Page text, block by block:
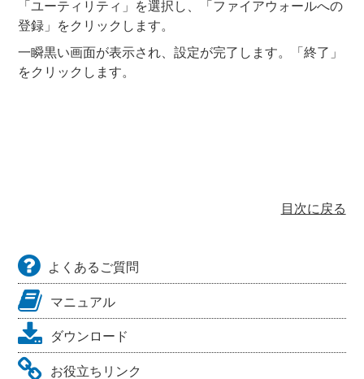
「ユーティリティ」を選択し、「ファイアウォールへの
登録」をクリックします。
一瞬黒い画面が表示され、設定が完了します。「終了」
をクリックします。
目次に戻る
よくあるご質問
マニュアル
ダウンロード
お役立ちリンク